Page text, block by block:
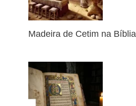
Madeira de Cetim na Bíblia